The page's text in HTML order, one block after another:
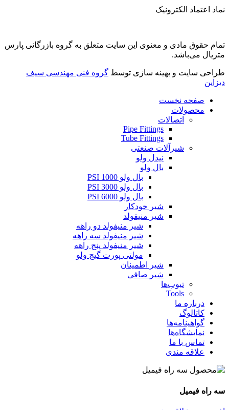
نماد اعتماد الکترونیک
تمام حقوق مادی و معنوی این سایت متعلق به گروه بازرگانی پارس
متریال می‌باشد.
طراحی سایت و بهینه سازی توسط گروه فنی مهندسی سیف
دیزاین
صفحه نخست
محصولات
اتصالات
Pipe Fittings
Tube Fittings
شیرآلات صنعتی
نیدل ولو
بال ولو
بال ولو 1000 PSI
بال ولو 3000 PSI
بال ولو 6000 PSI
شیر خودکار
شیر منیفولد
شیر منیفولد دو راهه
شیر منیفولد سه راهه
شیر منیفولد پنج راهه
مولتی پورت گیج ولو
شیر اطمینان
شیر صافی
تیوب‌ها
Tools
درباره ما
کاتالوگ
گواهینامه‌ها
نمایشگاه‌ها
تماس با ما
علاقه مندی
سه راه فیمیل